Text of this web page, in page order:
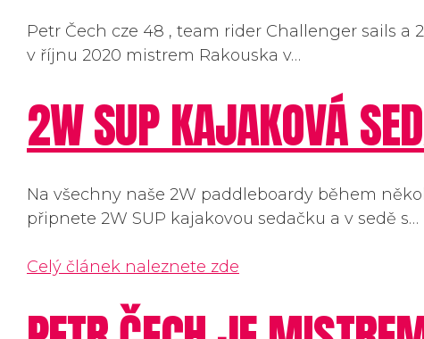
Petr Čech cze 48 , team rider Challenger sails a
v říjnu 2020 mistrem Rakouska v…
2W SUP KAJAKOVÁ
Na všechny naše 2W paddleboardy během
připnete 2W SUP kajakovou sedačku a v sedě s…
Celý článek naleznete zde